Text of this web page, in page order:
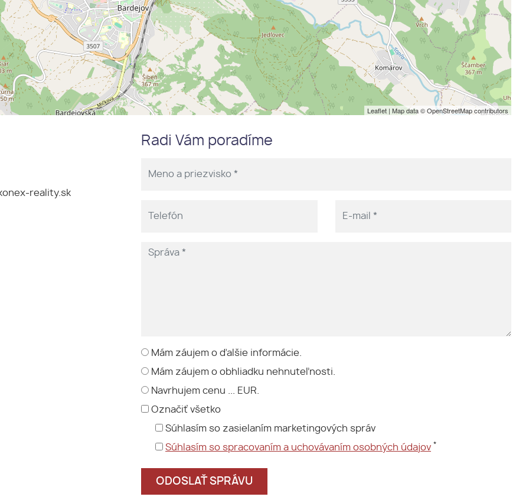
Leaflet | Map data ©OpenStreetMapcontributors
reality.sk
Radi Vám poradíme
Mám záujem o ďalšie informácie.
Mám záujem o obhliadku nehnuteľnosti.
Navrhujem cenu ... EUR.
Označiť všetko
Súhlasím so zasielaním marketingových správ
Súhlasím so spracovaním a uchovávaním osobných údajov *